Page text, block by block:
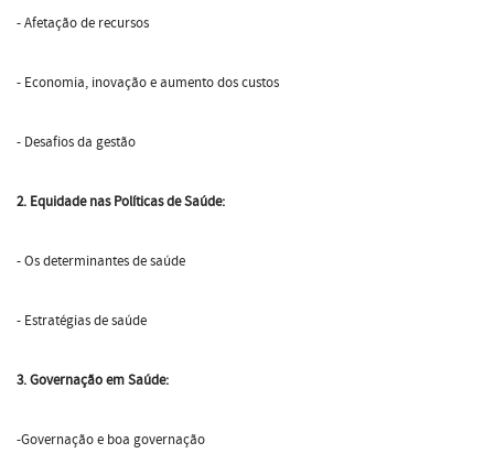
- Afetação de recursos
- Economia, inovação e aumento dos custos
- Desafios da gestão
2. Equidade nas Políticas de Saúde:
- Os determinantes de saúde
- Estratégias de saúde
3. Governação em Saúde:
-Governação e boa governação